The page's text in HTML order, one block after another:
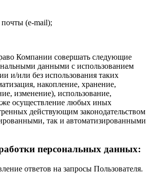
(e-mail);
Компании совершать следующие
данными с использованием
и/или без использования таких
накопление, хранение,
изменение), использование,
осуществление любых иных
действующим законодательством
так и автоматизированными
персональных данных:
ответов на запросы Пользователя.